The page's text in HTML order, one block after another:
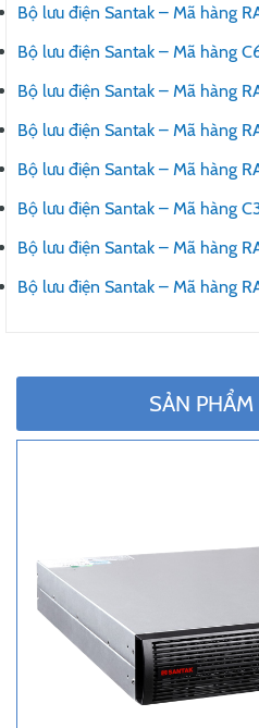
Bộ lưu điện Santak – Mã hàng
Bộ lưu điện Santak – Mã hàng
Bộ lưu điện Santak – Mã hàng
Bộ lưu điện Santak – Mã hàng
Bộ lưu điện Santak – Mã hàng
Bộ lưu điện Santak – Mã hàng
Bộ lưu điện Santak – Mã hàng
Bộ lưu điện Santak – Mã hàng
SẢN